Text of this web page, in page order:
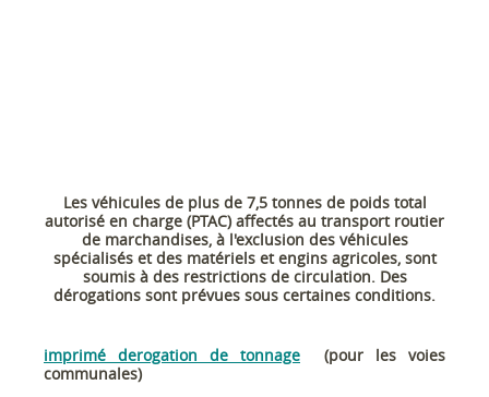
Les véhicules de plus de 7,5 tonnes de poids total
autorisé en charge (PTAC) affectés au transport routier
de marchandises, à l'exclusion des véhicules
spécialisés et des matériels et engins agricoles, sont
soumis à des restrictions de circulation. Des
dérogations sont prévues sous certaines conditions.
imprimé derogation de tonnage (pour les voies
communales)